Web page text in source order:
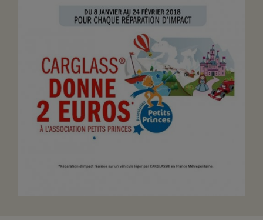
FAIRE UN DON
ASSURANCE VIE/LEGS
ESPACE PRESSE